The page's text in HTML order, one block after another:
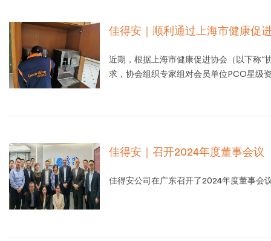
佳得安｜顺利通过上海市健康促
近期，根据上海市健康促进协会（以下称“
求，协会组织专家组对会员单位PCO星级
佳得安｜召开2024年度董事会议
佳得安公司在广东召开了2024年度董事会